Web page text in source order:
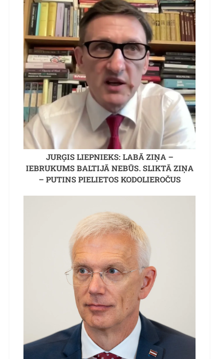
JURĢIS LIEPNIEKS: LABĀ ZIŅA –
IEBRUKUMS BALTIJĀ NEBŪS. SLIKTĀ ZIŅA
– PUTINS PIELIETOS KODOLIEROČUS